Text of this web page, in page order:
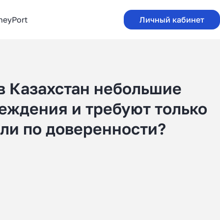
Личный кабинет
Казахстан небольшие
и требуют только
по доверенности?